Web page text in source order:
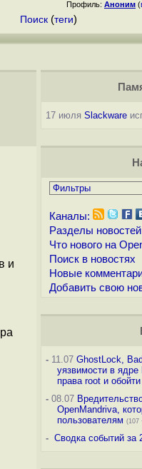
Профиль: Аноним (
Поиск (теги)
и
17 июля Slackware
Каналы:
Разделы новостей
Что нового на
Поиск в новостях
Новые
Добавить свою
-11.07 GhostLock,
уязвимости в
права root и
-08.07
OpenMandriva,
пользователям (107
- Сводка событий за